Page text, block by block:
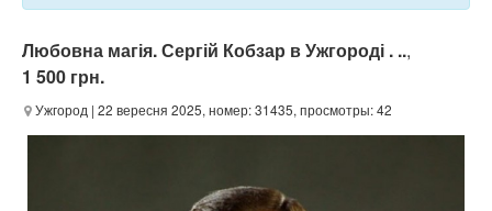
Любовна магія. Сергій Кобзар в Ужгороді . ..,
1 500 грн.
Ужгород | 22 вересня 2025, номер: 31435, просмотры: 42